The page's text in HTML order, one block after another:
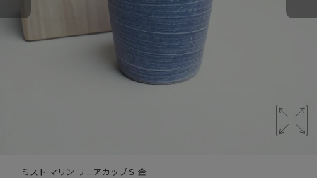
ミスト マリン リニアカップＳ 金